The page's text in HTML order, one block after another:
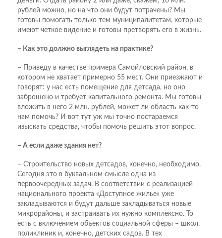
рублей можно, но на что они будут потрачены? Мы
готовы помогать только тем муниципалитетам, которые
имеют четкое видение и готовы претворять его в жизнь.
– Как это должно выглядеть на практике?
– Приведу в качестве примера Самойловский район, в
котором не хватает примерно 55 мест. Они приезжают и
говорят: у нас есть помещение для детсада, но оно
заброшено и требует капитального ремонта. Мы готовы
вложить в него 2 млн. рублей, может ли область как-то
нам помочь? И вот тут уж мы точно постараемся
изыскать средства, чтобы помочь решить этот вопрос.
– А если даже здания нет?
– Строительство новых детсадов, конечно, необходимо.
Сегодня это в буквальном смысле одна из
первоочередных задач. В соответствии с реализацией
национального проекта «Доступное жилье» уже
закладываются и будут дальше закладываться новые
микрорайоны, и застраивать их нужно комплексно. То
есть с включением объектов социальной сферы – школ,
поликлиник и, конечно, детских садов. В тех